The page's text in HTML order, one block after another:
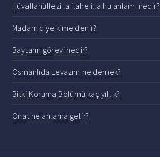
Hüvallahüllezi la ilahe illa hu anlamı nedir?
Madam diye kime denir?
Baytarın görevi nedir?
Osmanlıda Levazım ne demek?
Bitki Koruma Bölümü kaç yıllık?
Onat ne anlama gelir?